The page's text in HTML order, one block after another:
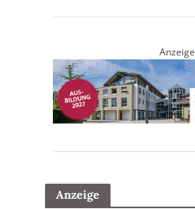
Anzeige
Anzeige